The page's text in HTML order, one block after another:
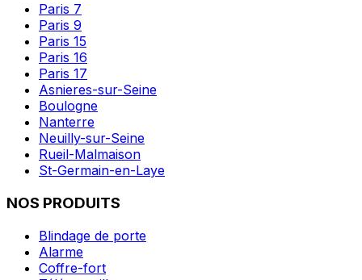
Paris 7
Paris 9
Paris 15
Paris 16
Paris 17
Asnieres-sur-Seine
Boulogne
Nanterre
Neuilly-sur-Seine
Rueil-Malmaison
St-Germain-en-Laye
NOS PRODUITS
Blindage de porte
Alarme
Coffre-fort